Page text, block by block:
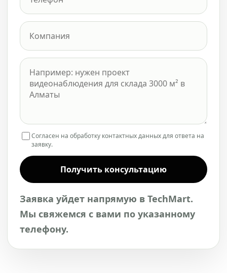
Согласен на обработку контактных данных для ответа на
заявку.
Получить консультацию
Заявка уйдет напрямую в TechMart.
Мы свяжемся с вами по указанному
телефону.